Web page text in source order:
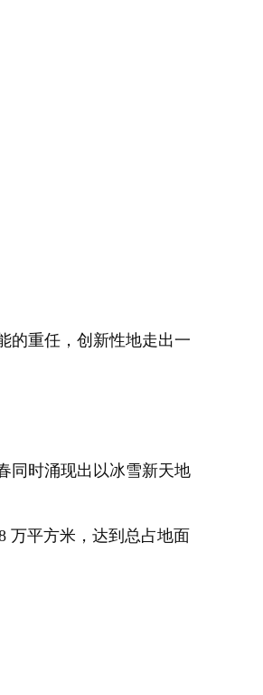
重任，创新性地走出一
同时涌现出以冰雪新天地
万平方米，达到总占地面